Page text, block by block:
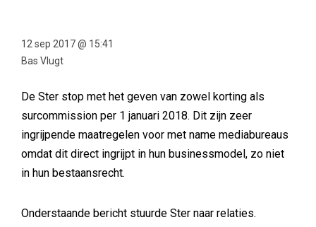
12 sep 2017 @ 15:41
Bas Vlugt
De Ster stop met het geven van zowel korting als
surcommission per 1 januari 2018. Dit zijn zeer
ingrijpende maatregelen voor met name mediabureaus
omdat dit direct ingrijpt in hun businessmodel, zo niet
in hun bestaansrecht.
Onderstaande bericht stuurde Ster naar relaties.